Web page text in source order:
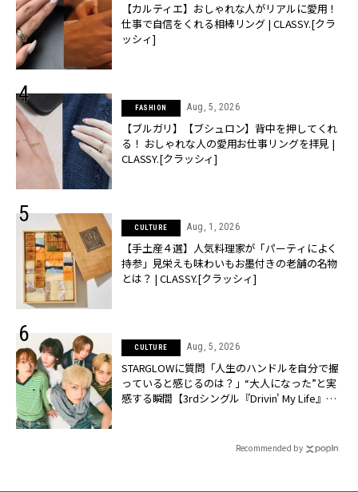
【カルティエ】おしゃれな人がリアルに愛用！
仕事で自信をくれる相棒リング | CLASSY.[クラ
ッシィ]
FASHION Aug, 5, 2026
【ブルガリ】【ブシュロン】背中を押してくれ
る！ おしゃれな人の愛用お仕事リングを拝見 |
CLASSY.[クラッシィ]
CULTURE Aug, 1, 2026
【手土産４選】人気料理家が「パーティによく
持参」見栄えも味わいもお墨付きの老舗の名物
とは？ | CLASSY.[クラッシィ]
CULTURE Aug, 5, 2026
STARGLOWに質問「人生のハンドルを自分で握
っていると感じるのは？」“大️人になった”と実
感する瞬間【3rdシングル『Drivin' My Life』発
Recommended by